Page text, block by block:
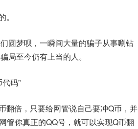
圆梦呗，一瞬间大量的骗子从事唰钻
局至今仍有上当的人。
码”
翻倍，只要给网管说自己要冲Q币，并
管你真正的QQ号，就可以实现Q币翻